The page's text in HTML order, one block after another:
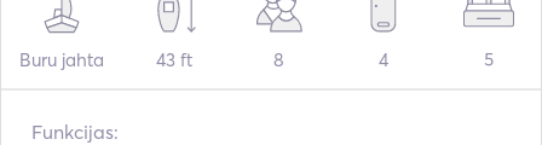
Buru jahta 43 ft 8 4 5
Funkcijas: